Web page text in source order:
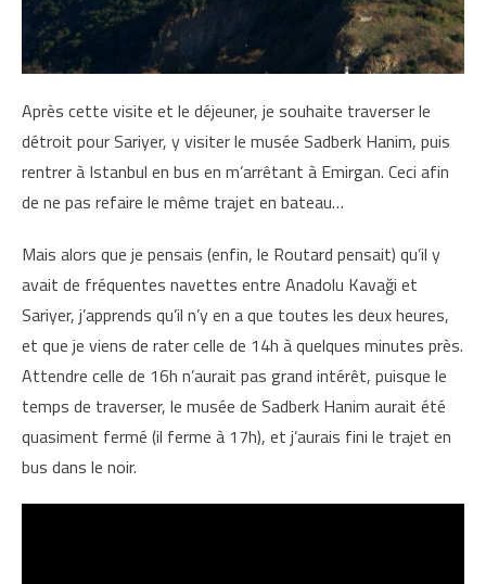
Après cette visite et le déjeuner, je souhaite traverser le
détroit pour Sariyer, y visiter le musée Sadberk Hanim, puis
rentrer à Istanbul en bus en m’arrêtant à Emirgan. Ceci afin
de ne pas refaire le même trajet en bateau…
Mais alors que je pensais (enfin, le Routard pensait) qu’il y
avait de fréquentes navettes entre Anadolu Kavaği et
Sariyer, j’apprends qu’il n’y en a que toutes les deux heures,
et que je viens de rater celle de 14h à quelques minutes près.
Attendre celle de 16h n’aurait pas grand intérêt, puisque le
temps de traverser, le musée de Sadberk Hanim aurait été
quasiment fermé (il ferme à 17h), et j’aurais fini le trajet en
bus dans le noir.